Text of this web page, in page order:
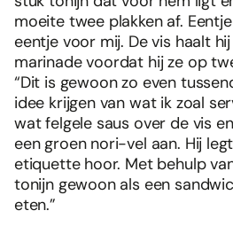
moeite twee plakken af.
eentje voor mij. De vis haalt
marinade voordat hij ze op
“Dit is gewoon zo even
idee krijgen van wat ik zoal
wat felgele saus over de vis
een groen nori-vel aan. Hij
etiquette hoor. Met behulp
tonijn gewoon als een
eten.”